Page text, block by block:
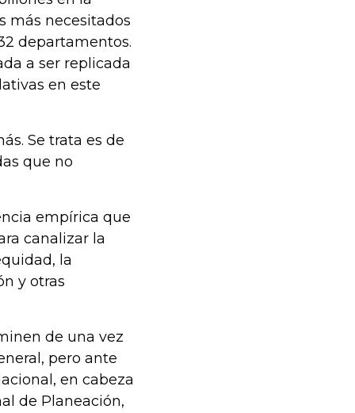
más necesitados
departamentos.
a ser replicada
en este
Se trata es de
que no
empírica que
canalizar la
la
y otras
de una vez
pero ante
en cabeza
de Planeación,